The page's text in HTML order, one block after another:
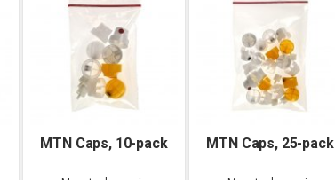
MTN Caps, 10-pack MTN Caps, 25-pack